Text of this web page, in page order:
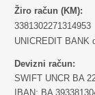
Žiro račun (KM):
3381302271314953
UNICREDIT BANK
Devizni račun:
SWIFT UNCR BA
IBAN: BA